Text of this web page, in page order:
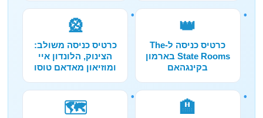
👑
כרטיס כניסה ל-The
State Rooms בארמון
בקינגהאם
🎡
כרטיס כניסה משולב:
הצינוק, הלונדון איי
ומוזיאון מאדאם טוסו
🏨
🗺️